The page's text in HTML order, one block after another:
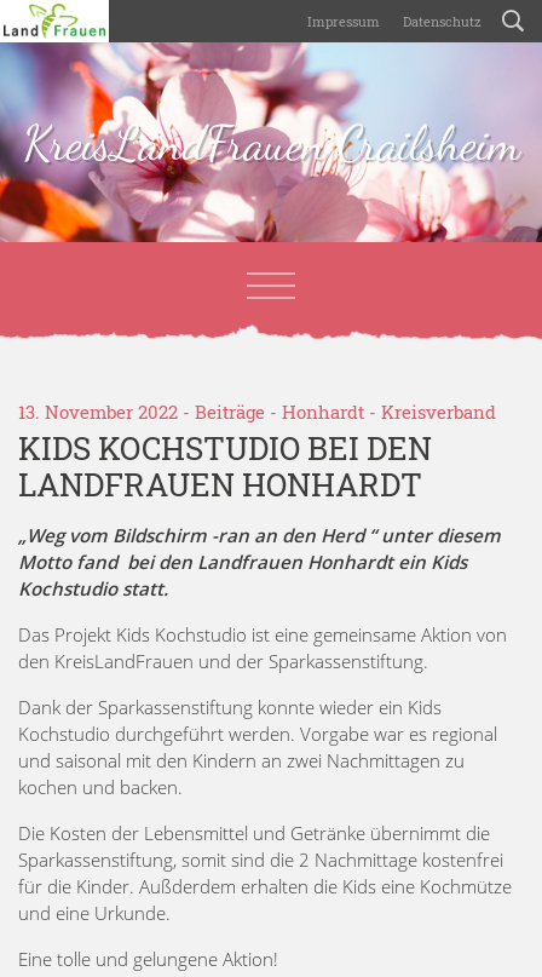
Impressum Datenschutz
KreisLandFrauen Crailsheim
13. November 2022 - Beiträge - Honhardt - Kreisverband
KIDS KOCHSTUDIO BEI DEN
LANDFRAUEN HONHARDT
„Weg vom Bildschirm -ran an den Herd “ unter diesem
Motto fand bei den Landfrauen Honhardt ein Kids
Kochstudio statt.
Das Projekt Kids Kochstudio ist eine gemeinsame Aktion von
den KreisLandFrauen und der Sparkassenstiftung.
Dank der Sparkassenstiftung konnte wieder ein Kids
Kochstudio durchgeführt werden. Vorgabe war es regional
und saisonal mit den Kindern an zwei Nachmittagen zu
kochen und backen.
Die Kosten der Lebensmittel und Getränke übernimmt die
Sparkassenstiftung, somit sind die 2 Nachmittage kostenfrei
für die Kinder. Außderdem erhalten die Kids eine Kochmütze
und eine Urkunde.
Eine tolle und gelungene Aktion!